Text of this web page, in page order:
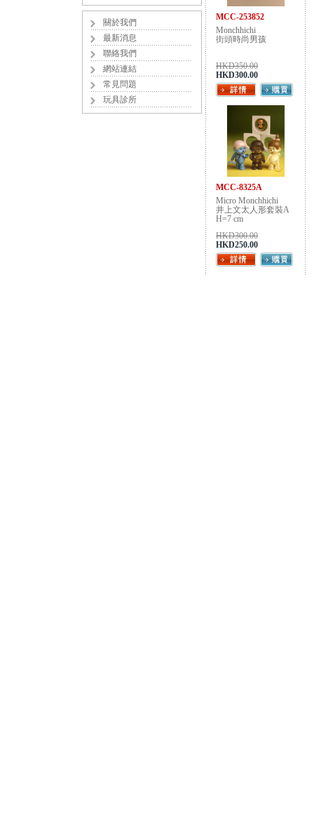
關於我們
最新消息
聯絡我們
網站連結
常見問題
玩具診所
MCC-253852
Monchhichi
街頭時尚男孩
HKD350.00
HKD300.00
MCC-8325A
Micro Monchhichi
井上文太人形套裝A
H=7 cm
HKD300.00
HKD250.00